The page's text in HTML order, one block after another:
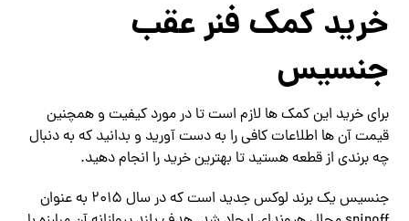
خرید کمک فنر عقب
جنسیس
برای خرید این کمک ها لازم است تا در مورد کیفیت و همچنین
قیمت آن ها اطلاعات کافی را به دست آورید و بدانید که به دنبال
چه برندی از قطعه هستید تا بهترین خرید را انجام دهید.
جنسیس یک برند لوکس جدید است که در سال 2015 به عنوان